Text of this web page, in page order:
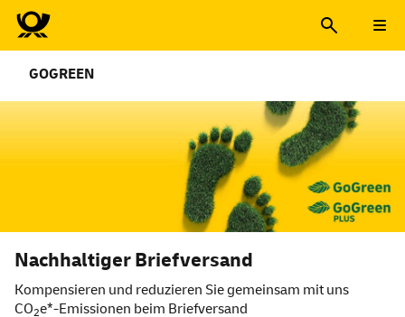
GOGREEN
Nachhaltiger Briefversand
Kompensieren und reduzieren Sie gemeinsam mit uns
CO2e*-Emissionen beim Briefversand